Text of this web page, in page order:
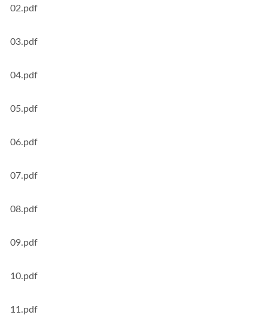
02.pdf
03.pdf
04.pdf
05.pdf
06.pdf
07.pdf
08.pdf
09.pdf
10.pdf
11.pdf